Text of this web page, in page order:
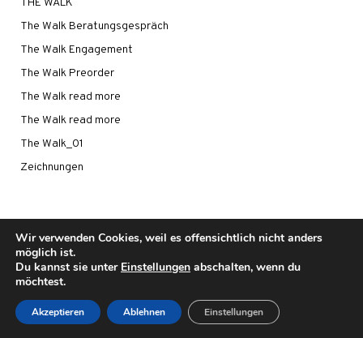
The Walk Beratungsgespräch
The Walk Engagement
The Walk Preorder
The Walk read more
The Walk read more
The Walk_01
Zeichnungen
©2021 - UWE CAROW
IMPRESSUM |DATENSCHUTZ
Wir verwenden Cookies, weil es offensichtlich nicht anders
möglich ist.
Du kannst sie unter Einstellungen abschalten, wenn du
möchtest.
Akzeptieren Ablehnen Einstellungen